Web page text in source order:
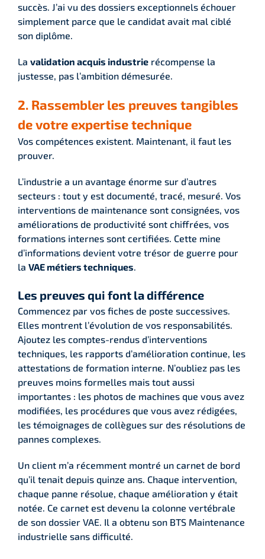
succès. J’ai vu des dossiers exceptionnels échouer
simplement parce que le candidat avait mal ciblé
son diplôme.
La validation acquis industrie récompense la
justesse, pas l’ambition démesurée.
2. Rassembler les preuves tangibles
de votre expertise technique
Vos compétences existent. Maintenant, il faut les
prouver.
L’industrie a un avantage énorme sur d’autres
secteurs : tout y est documenté, tracé, mesuré. Vos
interventions de maintenance sont consignées, vos
améliorations de productivité sont chiffrées, vos
formations internes sont certifiées. Cette mine
d’informations devient votre trésor de guerre pour
la VAE métiers techniques
Les preuves qui font la différence
Commencez par vos fiches de poste successives.
Elles montrent l’évolution de vos responsabilités.
Ajoutez les comptes-rendus d’interventions
techniques, les rapports d’amélioration continue, les
attestations de formation interne. N’oubliez pas les
preuves moins formelles mais tout aussi
importantes : les photos de machines que vous avez
modifiées, les procédures que vous avez rédigées,
les témoignages de collègues sur des résolutions de
pannes complexes.
Un client m’a récemment montré un carnet de bord
qu’il tenait depuis quinze ans. Chaque intervention,
chaque panne résolue, chaque amélioration y était
notée. Ce carnet est devenu la colonne vertébrale
de son dossier VAE. Il a obtenu son BTS Maintenance
industrielle sans difficulté.